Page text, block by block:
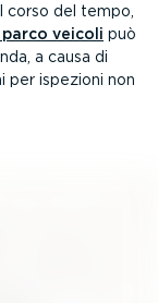
corso del tempo,
veicoli può
a causa di
per ispezioni non